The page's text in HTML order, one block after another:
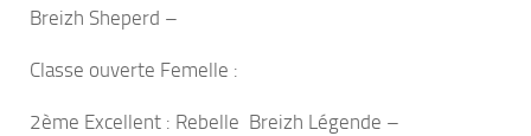
Breizh Sheperd –
Classe ouverte Femelle :
2ème Excellent : Rebelle Breizh Légende –